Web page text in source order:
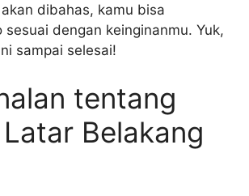
dibahas, kamu bisa
dengan keinginanmu. Yuk,
sampai selesai!
tentang
Belakang